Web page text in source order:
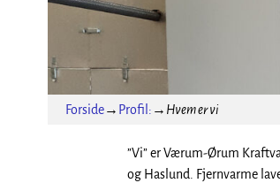
Forside→ Profil: → Hvem er vi
”Vi” er Værum-Ørum
og Haslund. Fjernvarme